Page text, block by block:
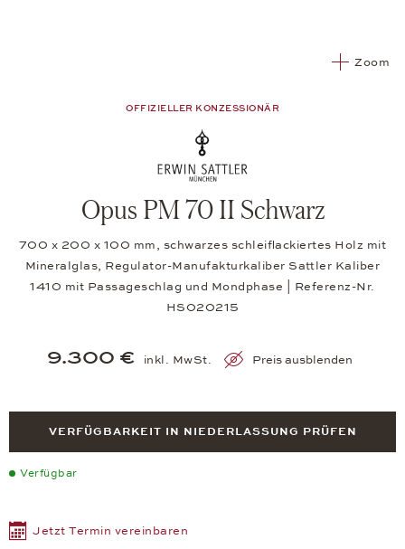
Zoom
OFFIZIELLER KONZESSIONÄR
Opus PM 70 II Schwarz
700 x 200 x 100 mm, schwarzes schleiflackiertes Holz mit
Mineralglas, Regulator-Manufakturkaliber Sattler Kaliber
1410 mit Passageschlag und Mondphase | Referenz-Nr.
HS020215
9.300 € inkl. MwSt. Preis ausblenden
VERFÜGBARKEIT IN NIEDERLASSUNG PRÜFEN
Verfügbar
Jetzt Termin vereinbaren